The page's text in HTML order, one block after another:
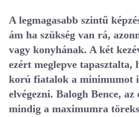
A legmagasabb szintű
ám ha szükség van rá,
vagy konyhának. A két
ezért meglepve tapasztalta,
korú fiatalok a minimumot
elvégezni. Balogh Bence,
mindig a maximumra